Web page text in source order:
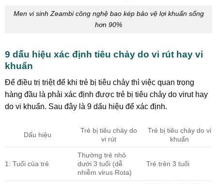
Men vi sinh Zeambi công nghệ bao kép bảo vệ lợi khuẩn sống
hơn 90%
9 dấu hiệu xác định tiêu chảy do vi rút hay vi
khuẩn
Để điều trị triệt để khi trẻ bị tiêu chảy thì việc quan trọng
hàng đầu là phải xác định được trẻ bị tiêu chảy do virut hay
do vi khuẩn. Sau đây là 9 dấu hiệu để xác định.
Dấu hiệu
Trẻ bị tiêu chảy do
vi rút
Trẻ bị tiêu chảy do vi
khuẩn
1: Tuổi của trẻ
Thường trẻ nhỏ
dưới 3 tuổi (dễ
nhiễm virus Rota)
Trẻ trên 3 tuổi